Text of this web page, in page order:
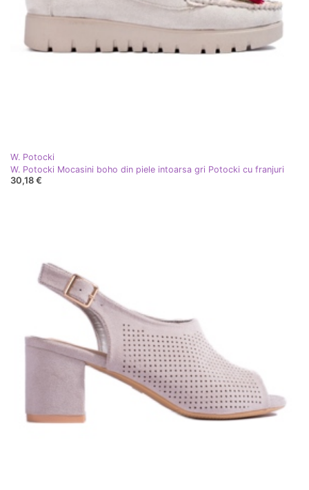
W. Potocki
W. Potocki Mocasini boho din piele intoarsa gri Potocki cu franjuri
30,18 €